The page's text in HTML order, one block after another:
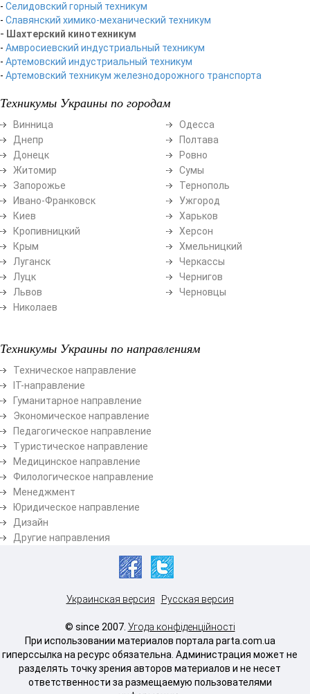
- Селидовский горный техникум
- Славянский химико-механический техникум
- Шахтерский кинотехникум
- Амвросиевский индустриальный техникум
- Артемовский индустриальный техникум
- Артемовский техникум железнодорожного транспорта
Техникумы Украины по городам
Винница
Днепр
Донецк
Житомир
Запорожье
Ивано-Франковск
Киев
Кропивницкий
Крым
Луганск
Луцк
Львов
Николаев
Одесса
Полтава
Ровно
Сумы
Тернополь
Ужгород
Харьков
Херсон
Хмельницкий
Черкассы
Чернигов
Черновцы
Техникумы Украины по направлениям
Техническое направление
ІТ-направление
Гуманитарное направление
Экономическое направление
Педагогическое направление
Туристическое направление
Медицинское направление
Филологическое направление
Менеджмент
Юридическое направление
Дизайн
Другие направления
Украинская версия Русская версия
© since 2007. Угода конфіденційності
При использовании материалов портала parta.com.ua
гиперссылка на ресурс обязательна. Администрация может не
разделять точку зрения авторов материалов и не несет
ответственности за размещаемую пользователями